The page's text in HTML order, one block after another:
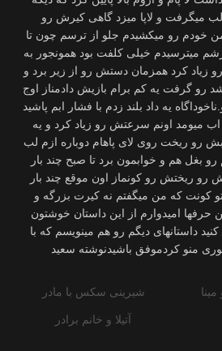
میگرفت و لاپا میزد گاهی کیرش رو
خودم رو میکشیدم جلو از ترسم چون تا
میترسیدم خیلی کلفت بود همونجور به
زیاد کرد همزمان دستش رو از زیر برد و
رو گرفت یه کم برام بازیش دادمناز اوج
یه داد بلند زدم با فشار ابم پاشید
اب میومد اونم سرعتش رو زیاد کرد و یه
رو ریخت روی لای پاهام دوباره ازم لب
بغل هم و خوابمون برد تا صبح چند بار
رو ریختش رو کونماز اون موقع چند بار
کونت که من میگفتم نه کیرت بزرگه و
حرفها امیدوارم از این داستان خوشتون
داستانهای دیگم رو هم مینویسم که با
منو کردموفق باشیدنوشته سعید
شیرینی سکس با مادر
آتیلا و خانم برادر